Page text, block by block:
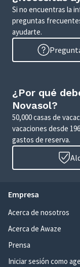
Si no encuentras la
preguntas
ayudarte.
¿Por qué
Novasol?
50,000 casas de
vacaciones desde
gastos de reserva.
Empresa
Acerca de nosotros
Acerca de Awaze
Prensa
Iniciar sesión como